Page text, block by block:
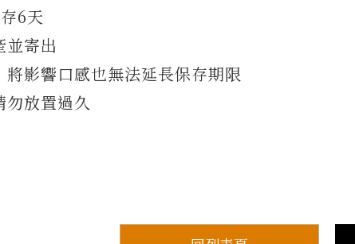
6天
寄出
影響口感也無法延長保存期限
放置過久